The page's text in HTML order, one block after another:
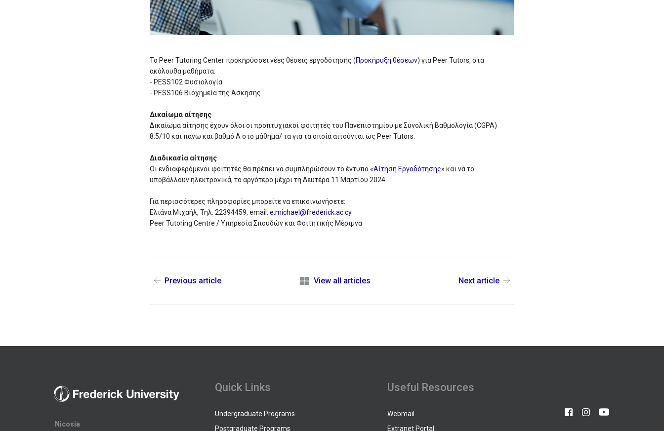
Το Peer Tutoring Center προκηρύσσει νέες θέσεις εργοδότησης (Προκήρυξη θέσεων) για Peer Tutors, στα
ακόλουθα μαθήματα:
- PESS102 Φυσιολογία
- PESS106 Βιοχημεία της Άσκησης
Δικαίωμα αίτησης
Δικαίωμα αίτησης έχουν όλοι οι προπτυχιακοί φοιτητές του Πανεπιστημίου με Συνολική Βαθμολογία (CGPA)
8.5/10 και πάνω και βαθμό A στο μάθημα/ τα για τα οποία αιτούνται ως Peer Tutors.
Διαδικασία αίτησης
Οι ενδιαφερόμενοι φοιτητές θα πρέπει να συμπληρώσουν το έντυπο «Αίτηση Εργοδότησης» και να το
υποβάλλουν ηλεκτρονικά, το αργότερο μέχρι τη Δευτέρα 11 Μαρτίου 2024.
Για περισσότερες πληροφορίες μπορείτε να επικοινωνήσετε:
Ελιάνα Μιχαήλ, Τηλ. 22394459, email:e.michael@frederick.ac.cy
Peer Tutoring Centre / Υπηρεσία Σπουδών και Φοιτητικής Μέριμνα
Previous article View all articles Next article
Nicosia
Quick Links
Undergraduate Programs
Postgraduate Programs
Useful Resources
Webmail
Extranet Portal